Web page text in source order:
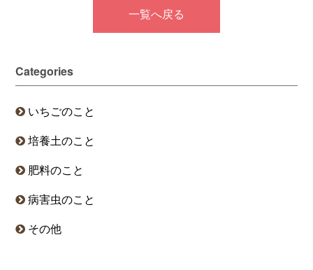
一覧へ戻る
Categories
いちごのこと
培養土のこと
肥料のこと
病害虫のこと
その他